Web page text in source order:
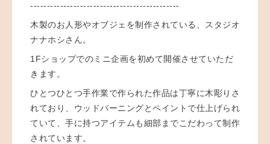
---------------------------------------------
木製のお人形やオブジェを制作されている、スタジオ
ナナホシさん。
1Fショップでのミニ企画を初めて開催させていただ
きます。
ひとつひとつ手作業で作られた作品は丁寧に木彫りさ
れており、ウッドバーニングとペイントで仕上げられ
ていて、手に持つアイテムも細部までこだわって制作
されています。